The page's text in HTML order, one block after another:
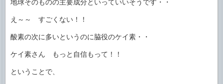
地球そのものの主要成分といっていいそうです・・
え～～ すごくない！！
酸素の次に多いというのに脇役のケイ素・・
ケイ素さん もっと自信もって！！
ということで、